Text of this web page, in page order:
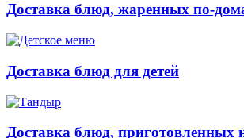
Доставка блюд, жаренных по-
Доставка блюд для детей
Доставка блюд, приготовленных